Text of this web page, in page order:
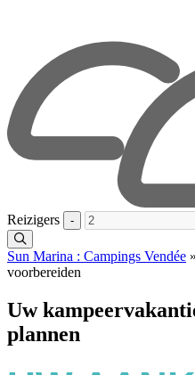
Reizigers -
Sun Marina : Campings Vendée »
voorbereiden
Uw
plannen